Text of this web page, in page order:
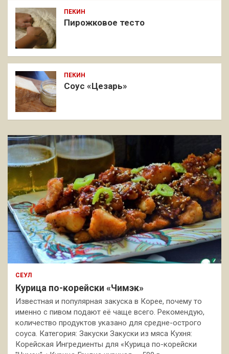
ПЕКИН
Пирожковое тесто
ПЕКИН
Соус «Цезарь»
СЕУЛ
Курица по-корейски «Чимэк»
Известная и популярная закуска в Корее, почему то
именно с пивом подают её чаще всего. Рекомендую,
количество продуктов указано для средне-острого
соуса. Категория: Закуски Закуски из мяса Кухня:
Корейская Ингредиенты для «Курица по-корейски